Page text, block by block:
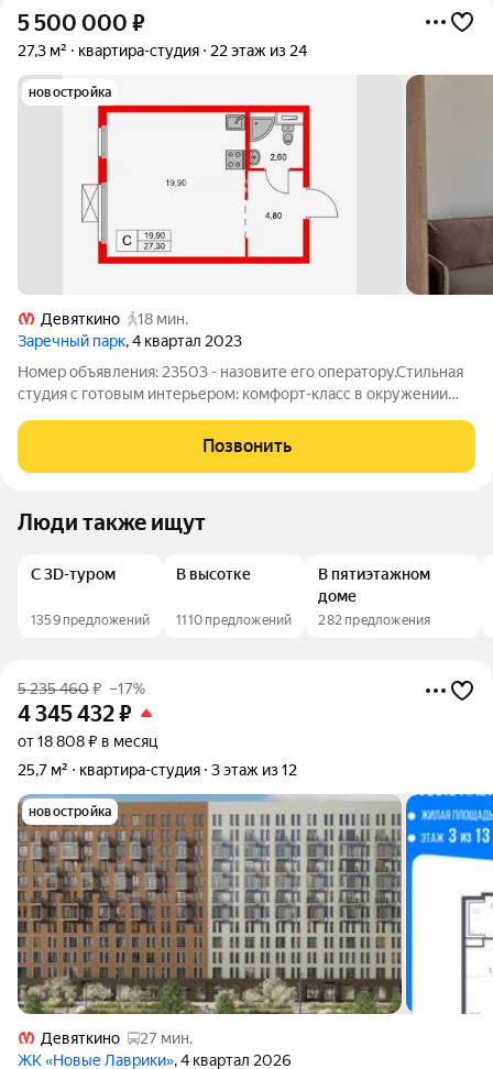
5 500 000 ₽
27,3 м² квартира-студия 22 этаж из 24
новостройка
Девяткино
18 мин.
Заречный парк, 4 квартал 2023
Номер объявления: 23503 - назовите его оператору.Стильная
студия с готовым интерьером: комфорт-класс в окружении
расположена в Новом Девяткино идеальном месте для тех,
кто ценит баланс между
Позвонить
Люди также ищут
С 3D-туром
1359 предложений
В высотке
1110 предложений
В пятиэтажном
доме
282 предложения
5 235 460₽ –17%
4 345 432₽
от 18 808 ₽ в месяц
25,7 м²
квартира-студия 3 этаж из 12
новостройка
Девяткино
27 мин.
ЖК «Новые Лаврики», 4 квартал 2026